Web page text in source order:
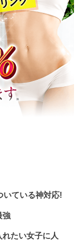
いている神対応!
強
たい女子に人